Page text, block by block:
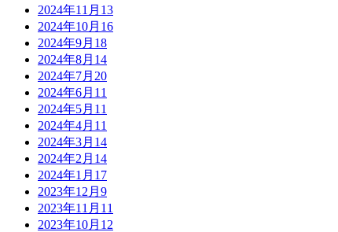
2024年11月 13
2024年10月 16
2024年9月 18
2024年8月 14
2024年7月 20
2024年6月 11
2024年5月 11
2024年4月 11
2024年3月 14
2024年2月 14
2024年1月 17
2023年12月 9
2023年11月 11
2023年10月 12